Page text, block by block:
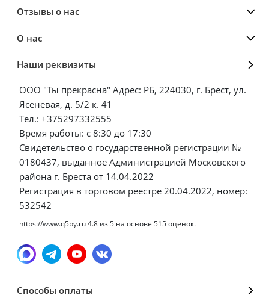
Отзывы о нас
О нас
Наши реквизиты
ООО "Ты прекрасна" Адрес: РБ, 224030, г. Брест, ул.
Ясеневая, д. 5/2 к. 41
Тел.: +375297332555
Время работы: с 8:30 до 17:30
Свидетельство о государственной регистрации №
0180437, выданное Администрацией Московского
района г. Бреста от 14.04.2022
Регистрация в торговом реестре 20.04.2022, номер:
532542
https://www.q5by.ru4.8 из5 на основе 515оценок.
Способы оплаты